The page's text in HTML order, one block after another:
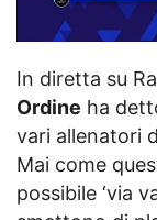
In diretta su
Ordine ha
vari allenatori
Mai come
possibile ‘via